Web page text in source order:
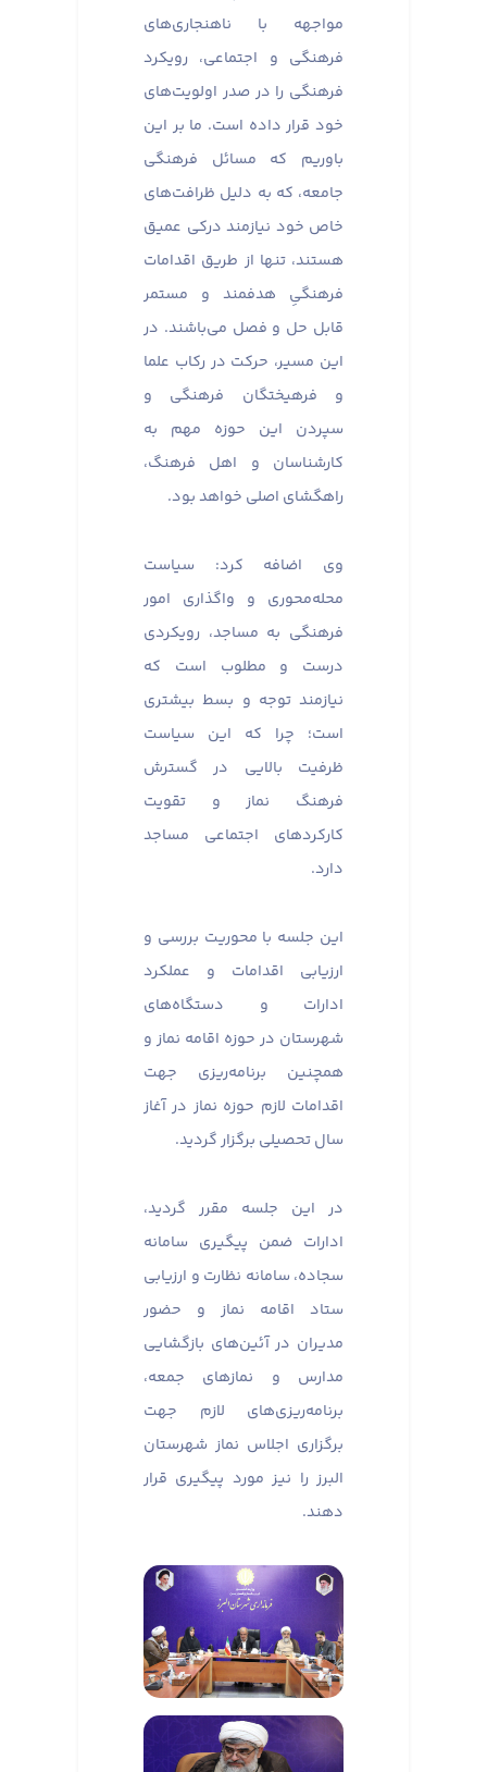
مواجهه با ناهنجاری‌های
فرهنگی و اجتماعی، رویکرد
فرهنگی را در صدر اولویت‌های
خود قرار داده است. ما بر این
باوریم که مسائل فرهنگی
جامعه، که به دلیل ظرافت‌های
خاص خود نیازمند درکی عمیق
هستند، تنها از طریق اقدامات
فرهنگیِ هدفمند و مستمر
قابل حل و فصل می‌باشند. در
این مسیر، حرکت در رکاب علما
و فرهیختگان فرهنگی و
سپردن این حوزه مهم به
کارشناسان و اهل فرهنگ،
راهگشای اصلی خواهد بود.
وی اضافه کرد: سیاست
محله‌محوری و واگذاری امور
فرهنگی به مساجد، رویکردی
درست و مطلوب است که
نیازمند توجه و بسط بیشتری
است؛ چرا که این سیاست
ظرفیت بالایی در گسترش
فرهنگ نماز و تقویت
کارکردهای اجتماعی مساجد
دارد.
این جلسه با محوریت بررسی و
ارزیابی اقدامات و عملکرد
ادارات و دستگاه‌های
شهرستان در حوزه اقامه نماز و
همچنین برنامه‌ریزی جهت
اقدامات لازم حوزه نماز در آغاز
سال تحصیلی برگزار گردید.
در این جلسه مقرر گردید،
ادارات ضمن پیگیری سامانه
سجاده، سامانه نظارت و ارزیابی
ستاد اقامه نماز و حضور
مدیران در آئین‌های بازگشایی
مدارس و نماز‌های جمعه،
برنامه‌ریزی‌های لازم جهت
برگزاری اجلاس نماز شهرستان
البرز را نیز مورد پیگیری قرار
دهند.